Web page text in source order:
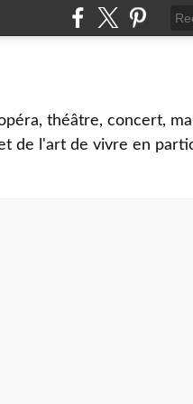
théâtre, concert,
de l'art de vivre en